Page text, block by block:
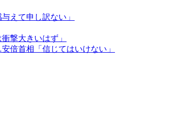
えて申し訳ない」
撃大きいはず」
倍首相「信じてはいけない」